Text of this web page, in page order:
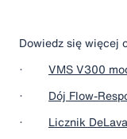
Dowiedz się więcej
· VMS V300
· Dój Flow-
· Licznik